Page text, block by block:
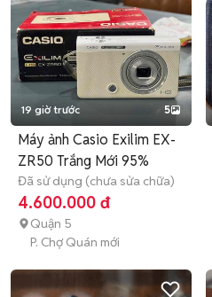
19 giờ trước 5
Máy ảnh Casio Exilim EX-
ZR50 Trắng Mới 95%
Đã sử dụng (chưa sửa chữa)
4.600.000 đ
Quận 5
P. Chợ Quán mới